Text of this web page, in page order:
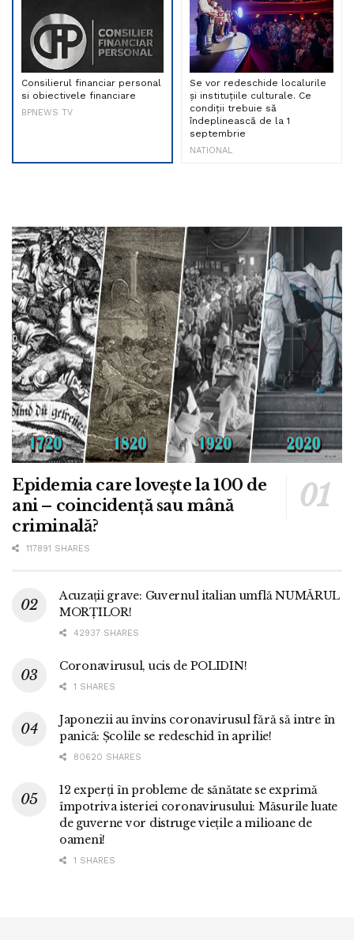
Consilierul financiar personal
si obiectivele financiare
BPNEWS TV
Se vor redeschide localurile
și instituțiile culturale. Ce
condiții trebuie să
îndeplinească de la 1
septembrie
NATIONAL
Epidemia care lovește la 100 de
ani – coincidență sau mână
criminală?
117891 SHARES
Acuzații grave: Guvernul italian umflă NUMĂRUL
MORȚILOR!
42937 SHARES
Coronavirusul, ucis de POLIDIN!
1 SHARES
Japonezii au învins coronavirusul fără să intre în
panică: Școlile se redeschid în aprilie!
80620 SHARES
12 experți în probleme de sănătate se exprimă
împotriva isteriei coronavirusului: Măsurile luate
de guverne vor distruge viețile a milioane de
oameni!
1 SHARES